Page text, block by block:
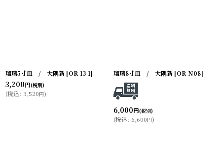
瑠璃5寸皿 / 大隅新 [OR-13-1]
3,200円(税別)
(税込: 3,520円)
瑠璃8寸皿 / 大隅新 [OR-N08]
6,000円(税別)
(税込: 6,600円)